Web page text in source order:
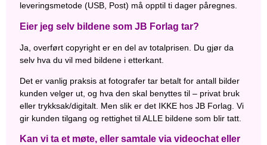
leveringsmetode (USB, Post) må opptil ti dager påregnes.
Eier jeg selv bildene som JB Forlag tar?
Ja, overført copyright er en del av totalprisen. Du gjør da
selv hva du vil med bildene i etterkant.
Det er vanlig praksis at fotografer tar betalt for antall bilder
kunden velger ut, og hva den skal benyttes til – privat bruk
eller trykksak/digitalt. Men slik er det IKKE hos JB Forlag. Vi
gir kunden tilgang og rettighet til ALLE bildene som blir tatt.
Kan vi ta et møte, eller samtale via videochat eller